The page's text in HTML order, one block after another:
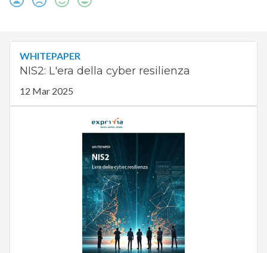
WHITEPAPER
NIS2: L'era della cyber resilienza
12 Mar 2025